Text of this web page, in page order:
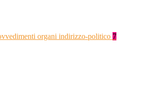
organi indirizzo-politico 7